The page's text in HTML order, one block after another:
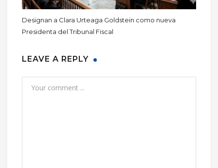
Designan a Clara Urteaga Goldstein como nueva
Presidenta del Tribunal Fiscal
LEAVE A REPLY